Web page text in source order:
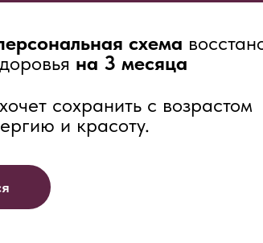
схема
на 3 месяца
сохранить с возрастом
и красоту.